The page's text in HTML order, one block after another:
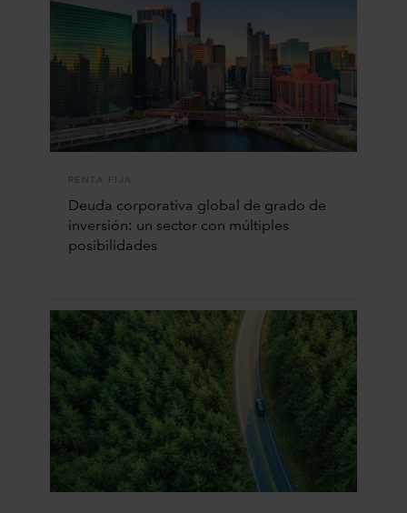
RENTA FIJA
Deuda corporativa global de grado de
inversión: un sector con múltiples
posibilidades